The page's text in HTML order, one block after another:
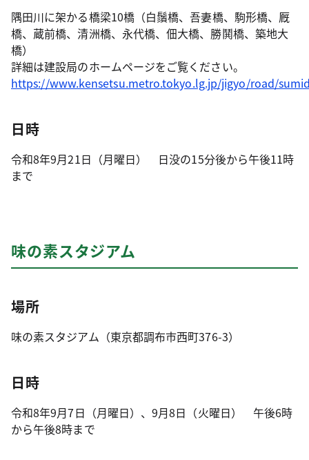
隅田川に架かる橋梁10橋（白鬚橋、吾妻橋、駒形橋、厩
橋、蔵前橋、清洲橋、永代橋、佃大橋、勝鬨橋、築地大
橋）
詳細は建設局のホームページをご覧ください。
https://www.kensetsu.metro.tokyo.lg.jp/jigyo/road/
日時
令和8年9月21日（月曜日） 日没の15分後から午後11時
まで
味の素スタジアム
場所
味の素スタジアム（東京都調布市西町376-3）
日時
令和8年9月7日（月曜日）、9月8日（火曜日） 午後6時
から午後8時まで